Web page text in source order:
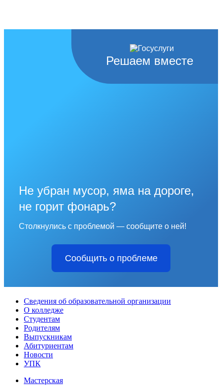
Решаем вместе
Не убран мусор, яма на дороге,
не горит фонарь?
Столкнулись с проблемой — сообщите о ней!
Сообщить о проблеме
Сведения об образовательной организации
О колледже
Студентам
Родителям
Выпускникам
Абитуриентам
Новости
УПК
Мастерская